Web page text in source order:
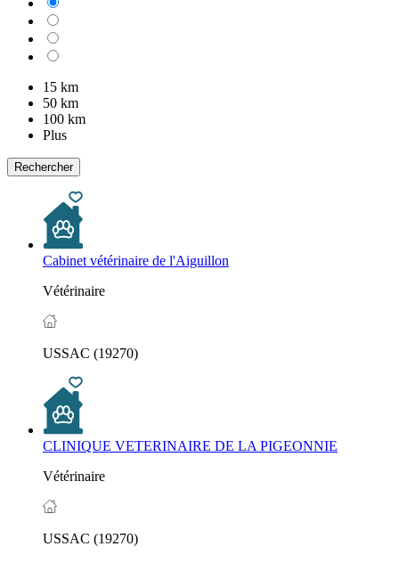
15 km
50 km
100 km
Plus
Rechercher
Cabinet vétérinaire de l'Aiguillon
Vétérinaire
USSAC (19270)
CLINIQUE VETERINAIRE DE LA PIGEONNIE
Vétérinaire
USSAC (19270)